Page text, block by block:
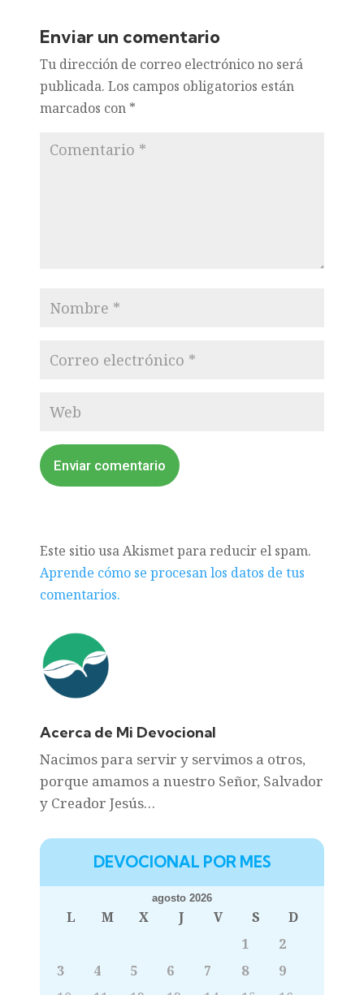
Enviar un comentario
Tu dirección de correo electrónico no será
publicada. Los campos obligatorios están
marcados con *
Enviar comentario
Este sitio usa Akismet para reducir el spam.
Aprende cómo se procesan los datos de tus
comentarios.
Acerca de Mi Devocional
Nacimos para servir y servimos a otros,
porque amamos a nuestro Señor, Salvador
y Creador Jesús…
DEVOCIONAL POR MES
agosto 2026
L M X J V S
D
1
2
3
4 5 6 7 8
9